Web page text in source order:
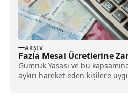
ARŞIV
Fazla Mesai Ücretlerine
Gümrük Yasası ve bu
aykırı hareket eden kişilere